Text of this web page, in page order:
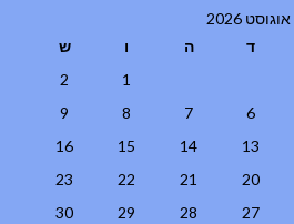
אוגוסט 2026
ד ה ו
ש
1
2
6
7
8
9
13
14
15
16
20
21
22
23
27
28
29
30